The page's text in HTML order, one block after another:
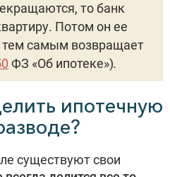
то банк
Потом он ее
тем самым возвращает
ФЗ «Об ипотеке»).
ипотечную
существуют свои